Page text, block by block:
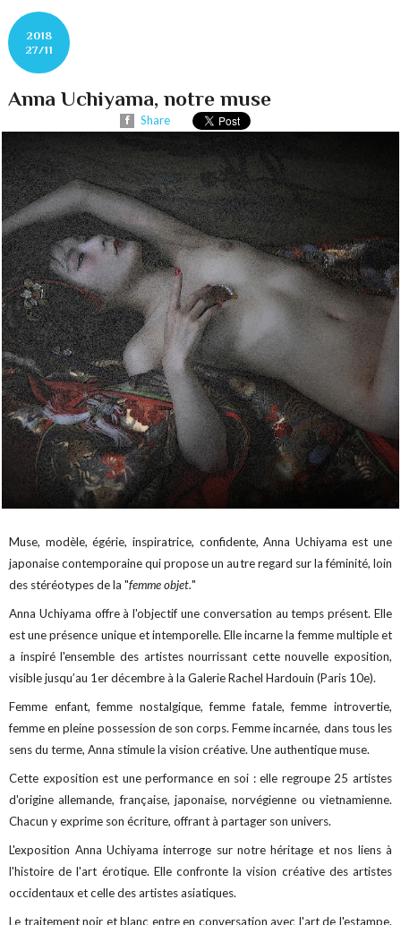
2018
27/11
Anna Uchiyama, notre muse
Share
Muse, modèle, égérie, inspiratrice, confidente, Anna Uchiyama est une
japonaise contemporaine qui propose un autre regard sur la féminité, loin
des stéréotypes de la "femme objet."
Anna Uchiyama offre à l'objectif une conversation au temps présent. Elle
est une présence unique et intemporelle. Elle incarne la femme multiple et
a inspiré l'ensemble des artistes nourrissant cette nouvelle exposition,
visible jusqu’au 1er décembre à la Galerie Rachel Hardouin (Paris 10e).
Femme enfant, femme nostalgique, femme fatale, femme introvertie,
femme en pleine possession de son corps. Femme incarnée, dans tous les
sens du terme, Anna stimule la vision créative. Une authentique muse.
Cette exposition est une performance en soi : elle regroupe 25 artistes
d'origine allemande, française, japonaise, norvégienne ou vietnamienne.
Chacun y exprime son écriture, offrant à partager son univers.
L'exposition Anna Uchiyama interroge sur notre héritage et nos liens à
l'histoire de l'art érotique. Elle confronte la vision créative des artistes
occidentaux et celle des artistes asiatiques.
Le traitement noir et blanc entre en conversation avec l'art de l'estampe.